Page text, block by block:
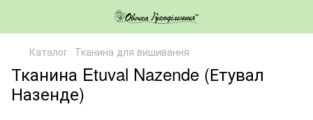
Каталог Тканина для вишивання
Тканина Etuval Nazende (Етувал
Назенде)